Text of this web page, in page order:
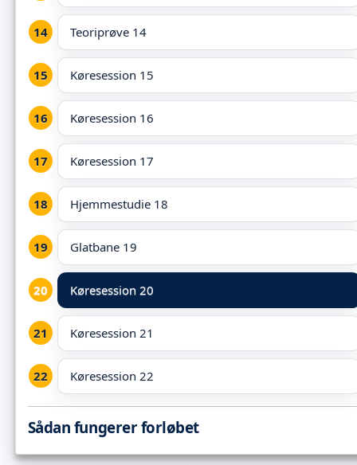
Teoriprøve 14
Køresession 15
Køresession 16
Køresession 17
Hjemmestudie 18
Glatbane 19
Køresession 20
Køresession 21
Køresession 22
Sådan fungerer forløbet